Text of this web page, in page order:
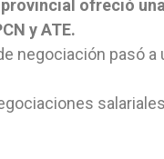
ofreció una
y ATE.
negociación pasó a